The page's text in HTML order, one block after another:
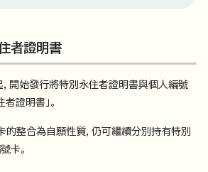
者證明書
開始發行將特別永住者證明書與個人編號
證明書」。
的整合為自願性質，仍可繼續分別持有特別
卡。